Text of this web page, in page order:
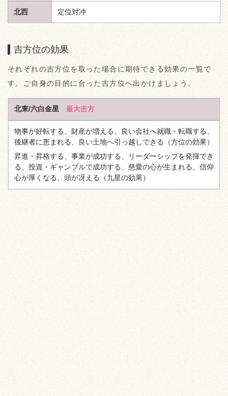
北西 定位対冲
吉方位の効果
それぞれの吉方位を取った場合に期待できる効果の一覧で
す。ご自身の目的に合った吉方位へ出かけましょう。
北東/六白金星 最大吉方
物事が好転する、財産が増える、良い会社へ就職・転職する、
後継者に恵まれる、良い土地へ引っ越しできる （方位の効果）
昇進・昇格する、事業が成功する、リーダーシップを発揮でき
る、投資・ギャンブルで成功する、慈愛の心が生まれる、信仰
心が厚くなる、頭が冴える （九星の効果）